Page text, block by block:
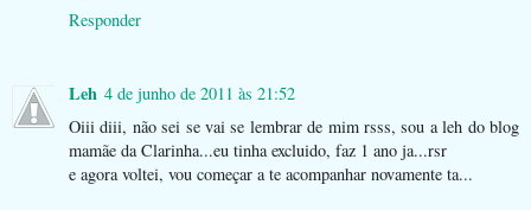
Responder
Leh 4 de junho de 2011 às 21:52
Oiii diii, não sei se vai se lembrar de mim rsss, sou a leh do blog
mamãe da Clarinha...eu tinha excluido, faz 1 ano ja...rsr
e agora voltei, vou começar a te acompanhar novamente ta...